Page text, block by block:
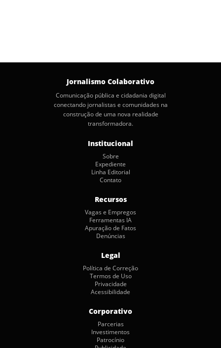
Jornalismo Colaborativo
Comunicação pública e cidadania digital
conectando jornalistas e comunidades na
construção de uma nova realidade
transformadora.
Institucional
Sobre
Expediente
Linha Editorial
Contato
Recursos
Vagas e Empregos
Ferramentas IA
Apuração de Fatos
Denúncias
Legal
Política de Correção
Termos de Uso
Privacidade
Acessibilidade
Corporativo
Parcerias
Investimentos
Patrocínio